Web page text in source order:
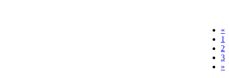
«
1
2
3
»